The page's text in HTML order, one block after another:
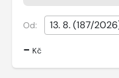
Od:
- Kč